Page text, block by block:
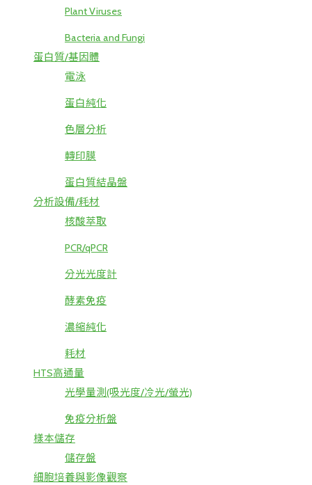
Plant Viruses
Bacteria and Fungi
蛋白質/基因體
電泳
蛋白純化
色層分析
轉印膜
蛋白質結晶盤
分析設備/耗材
核酸萃取
PCR/qPCR
分光光度計
酵素免疫
濃縮純化
耗材
HTS高通量
光學量測(吸光度/冷光/螢光)
免疫分析盤
樣本儲存
儲存盤
細胞培養與影像觀察